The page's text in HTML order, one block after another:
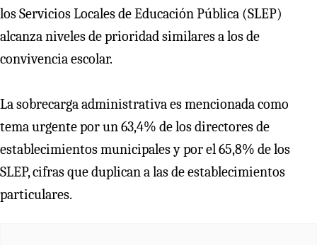
los Servicios Locales de Educación Pública (SLEP)
alcanza niveles de prioridad similares a los de
convivencia escolar.
La sobrecarga administrativa es mencionada como
tema urgente por un 63,4% de los directores de
establecimientos municipales y por el 65,8% de los
SLEP, cifras que duplican a las de establecimientos
particulares.